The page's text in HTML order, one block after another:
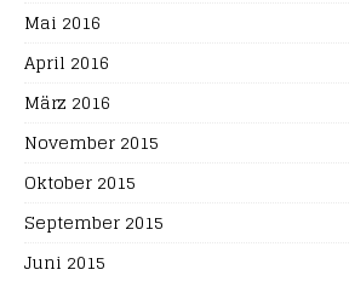
Mai 2016
April 2016
März 2016
November 2015
Oktober 2015
September 2015
Juni 2015